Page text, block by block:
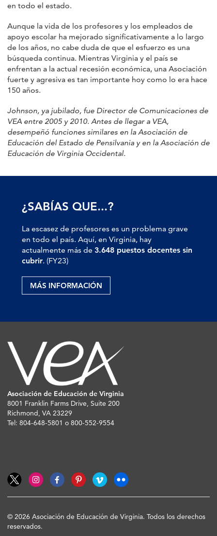
en todo el estado.
Aunque la vida de los profesores y los empleados de
apoyo escolar ha mejorado significativamente a lo largo
de los años, no cabe duda de que el esfuerzo es una
búsqueda continua. Mientras Virginia y el país se
enfrentan a la actual recesión económica, una Asociación
fuerte y agresiva es tan importante hoy como lo era hace
150 años.
Johnson, ya jubilado, fue Director de Comunicaciones de
VEA entre 2005 y 2010. Antes de llegar a VEA,
desempeñó funciones similares en la Asociación de
Educación del Estado de Pensilvania y en la Asociación de
Educación de Virginia Occidental.
¿SABÍAS QUE...?
La escasez de profesores es un problema grave
en todo el país. Aquí, en Virginia, hay
actualmente más de 3.648 puestos docentes sin
cubrir. (FY23)
MÁS INFORMACIÓN
Asociación de Educación de Virginia
8001 Franklin Farms Drive, Suite 200
Richmond, VA 23229
Tel: 804-648-5801 o 800-552-9554
© 2026 Asociación de Educación de Virginia. Todos los derechos
reservados.